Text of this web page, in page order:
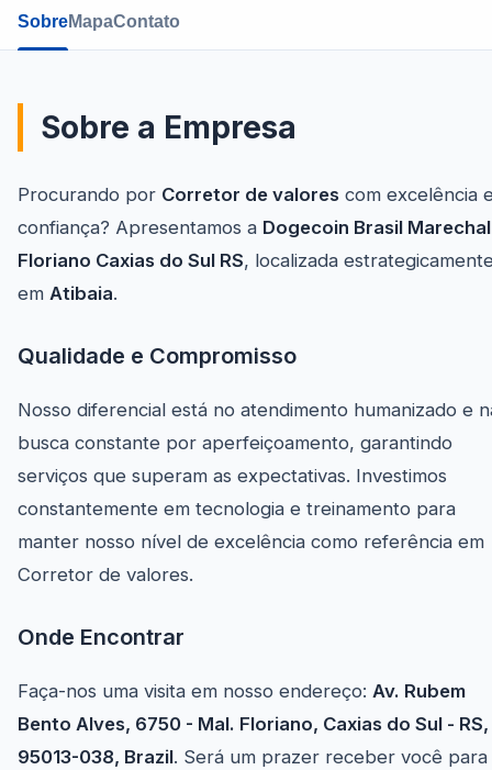
SobreMapaContato
Sobre a Empresa
Procurando por Corretor de valores com excelência
confiança? Apresentamos a Dogecoin Brasil Marechal
Floriano Caxias do Sul RS, localizada
em Atibaia.
Qualidade e Compromisso
Nosso diferencial está no atendimento humanizado e
busca constante por aperfeiçoamento, garantindo
serviços que superam as expectativas. Investimos
constantemente em tecnologia e treinamento para
manter nosso nível de excelência como referência em
Corretor de valores.
Onde Encontrar
Faça-nos uma visita em nosso endereço: Av. Rubem
Bento Alves, 6750 - Mal. Floriano, Caxias do Sul - RS,
95013-038, Brazil. Será um prazer receber você para